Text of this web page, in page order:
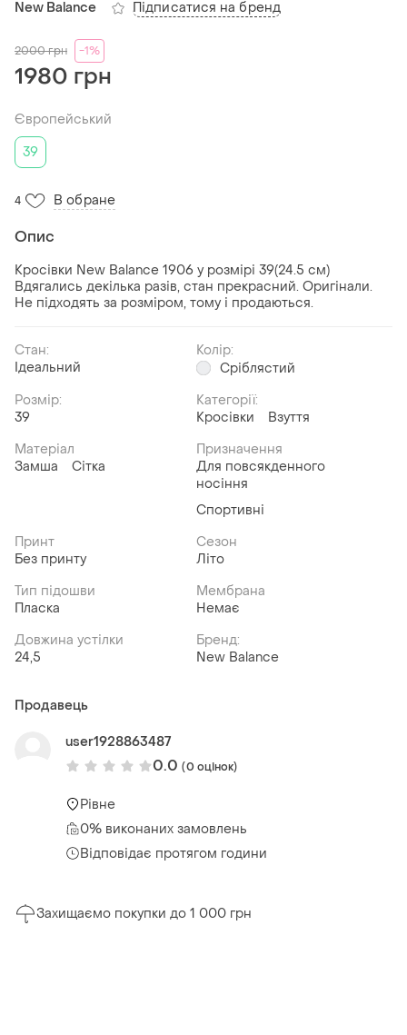
New Balance Підписатися на бренд
2000грн -1%
1980 грн
Європейський
39
4 В обране
Опис
Кросівки New Balance 1906 у розмірі 39(24.5 см)
Вдягались декілька разів, стан прекрасний. Оригінали.
Не підходять за розміром, тому і продаються.
Стан:
Ідеальний
Колір:
Сріблястий
Розмір:
39
Категорії:
Кросівки
Взуття
Матеріал
Замша
Сітка
Призначення
Для повсякденного
носіння
Спортивні
Принт
Без принту
Сезон
Літо
Тип підошви
Пласка
Мембрана
Немає
Довжина устілки
24,5
Бренд:
New Balance
Продавець
user1928863487
0.0 (0 оцінок)
Рівне
0% виконаних замовлень
Відповідає протягом години
Захищаємо покупки до 1 000 грн